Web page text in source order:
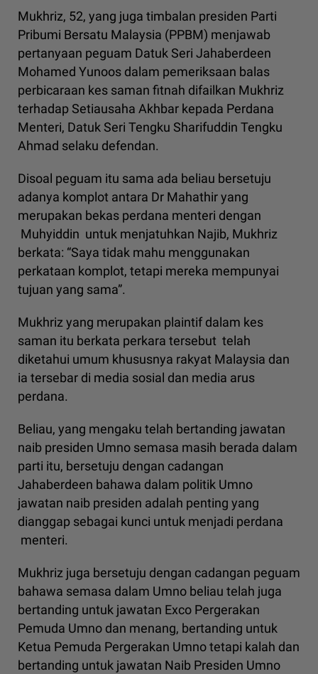
Mukhriz, 52, yang juga timbalan presiden Parti
Pribumi Bersatu Malaysia (PPBM) menjawab
pertanyaan peguam Datuk Seri Jahaberdeen
Mohamed Yunoos dalam pemeriksaan balas
perbicaraan kes saman fitnah difailkan Mukhriz
terhadap Setiausaha Akhbar kepada Perdana
Menteri, Datuk Seri Tengku Sharifuddin Tengku
Ahmad selaku defendan.
Disoal peguam itu sama ada beliau bersetuju
adanya komplot antara Dr Mahathir yang
merupakan bekas perdana menteri dengan
Muhyiddin untuk menjatuhkan Najib, Mukhriz
berkata: “Saya tidak mahu menggunakan
perkataan komplot, tetapi mereka mempunyai
tujuan yang sama”.
Mukhriz yang merupakan plaintif dalam kes
saman itu berkata perkara tersebut telah
diketahui umum khususnya rakyat Malaysia dan
ia tersebar di media sosial dan media arus
perdana.
Beliau, yang mengaku telah bertanding jawatan
naib presiden Umno semasa masih berada dalam
parti itu, bersetuju dengan cadangan
Jahaberdeen bahawa dalam politik Umno
jawatan naib presiden adalah penting yang
dianggap sebagai kunci untuk menjadi perdana
menteri.
Mukhriz juga bersetuju dengan cadangan peguam
bahawa semasa dalam Umno beliau telah juga
bertanding untuk jawatan Exco Pergerakan
Pemuda Umno dan menang, bertanding untuk
Ketua Pemuda Pergerakan Umno tetapi kalah dan
bertanding untuk jawatan Naib Presiden Umno